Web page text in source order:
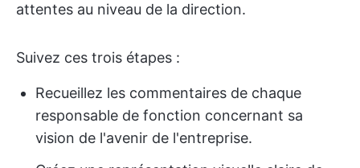
attentes au niveau de la direction.
Suivez ces trois étapes :
Recueillez les commentaires de chaque
responsable de fonction concernant sa
vision de l'avenir de l'entreprise.